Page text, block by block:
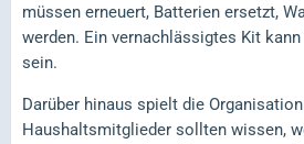
müssen erneuert, Batterien ersetzt,
werden. Ein vernachlässigtes Kit
sein.
Darüber hinaus spielt die
Haushaltsmitglieder sollten wissen,